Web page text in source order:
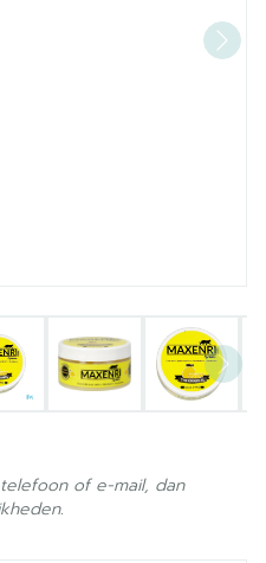
larger imageView larger image
View
of e-mail, dan